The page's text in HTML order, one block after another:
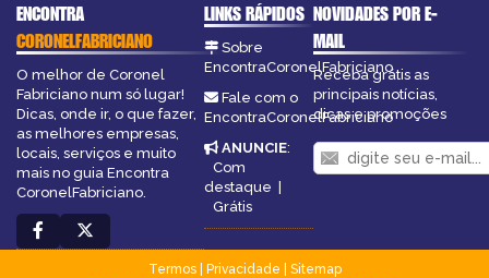
ENCONTRA
CORONELFABRICIANO
O melhor de Coronel
Fabriciano num só lugar!
Dicas, onde ir, o que fazer,
as melhores empresas,
locais, serviços e muito
mais no guia Encontra
CoronelFabriciano.
LINKS RÁPIDOS
Sobre
EncontraCoronelFabriciano
Fale com o
EncontraCoronelFabriciano
ANUNCIE:
Com
destaque |
Grátis
NOVIDADES POR E-
MAIL
Receba grátis as
principais notícias,
dicas e promoções
Termos| Privacidade
Sitemap